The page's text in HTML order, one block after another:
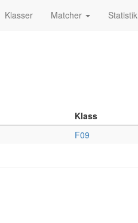
Klasser Matcher Statistik
Klass
F09